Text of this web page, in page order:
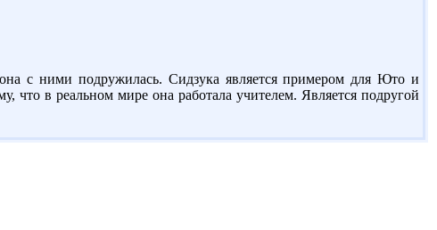
с ними подружилась. Сидзука является примером для Юто и
что в реальном мире она работала учителем. Является подругой